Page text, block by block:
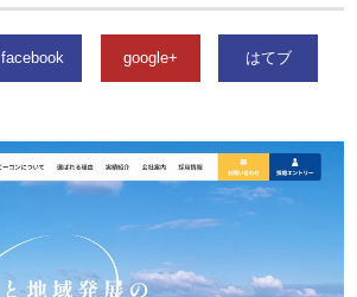
facebook google+ はてブ